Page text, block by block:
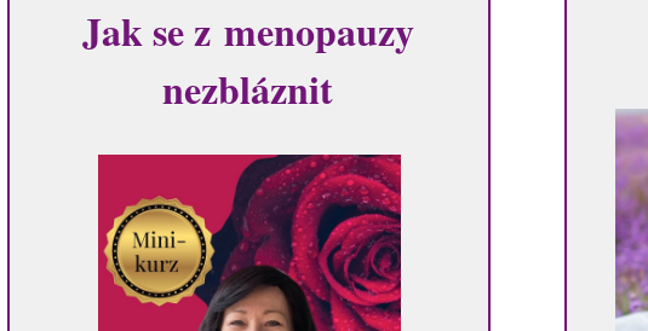
Jak se z menopauzy
nezbláznit